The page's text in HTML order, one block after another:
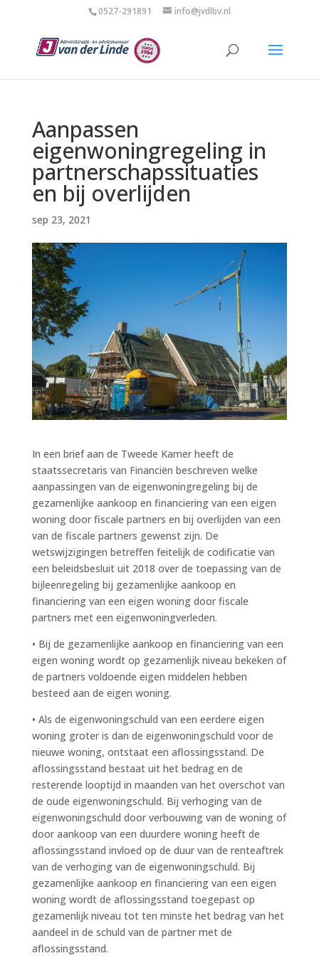
0527-291891 info@jvdlbv.nl
Aanpassen
eigenwoningregeling in
partnerschapssituaties
en bij overlijden
sep 23, 2021
In een brief aan de Tweede Kamer heeft de
staatssecretaris van Financiën beschreven welke
aanpassingen van de eigenwoningregeling bij de
gezamenlijke aankoop en financiering van een eigen
woning door fiscale partners en bij overlijden van een
van de fiscale partners gewenst zijn. De
wetswijzigingen betreffen feitelijk de codificatie van
een beleidsbesluit uit 2018 over de toepassing van de
bijleenregeling bij gezamenlijke aankoop en
financiering van een eigen woning door fiscale
partners met een eigenwoningverleden.
• Bij de gezamenlijke aankoop en financiering van een
eigen woning wordt op gezamenlijk niveau bekeken of
de partners voldoende eigen middelen hebben
besteed aan de eigen woning.
• Als de eigenwoningschuld van een eerdere eigen
woning groter is dan de eigenwoningschuld voor de
nieuwe woning, ontstaat een aflossingsstand. De
aflossingsstand bestaat uit het bedrag en de
resterende looptijd in maanden van het overschot van
de oude eigenwoningschuld. Bij verhoging van de
eigenwoningschuld door verbouwing van de woning of
door aankoop van een duurdere woning heeft de
aflossingsstand invloed op de duur van de renteaftrek
van de verhoging van de eigenwoningschuld. Bij
gezamenlijke aankoop en financiering van een eigen
woning wordt de aflossingsstand toegepast op
gezamenlijk niveau tot ten minste het bedrag van het
aandeel in de schuld van de partner met de
aflossingsstand.